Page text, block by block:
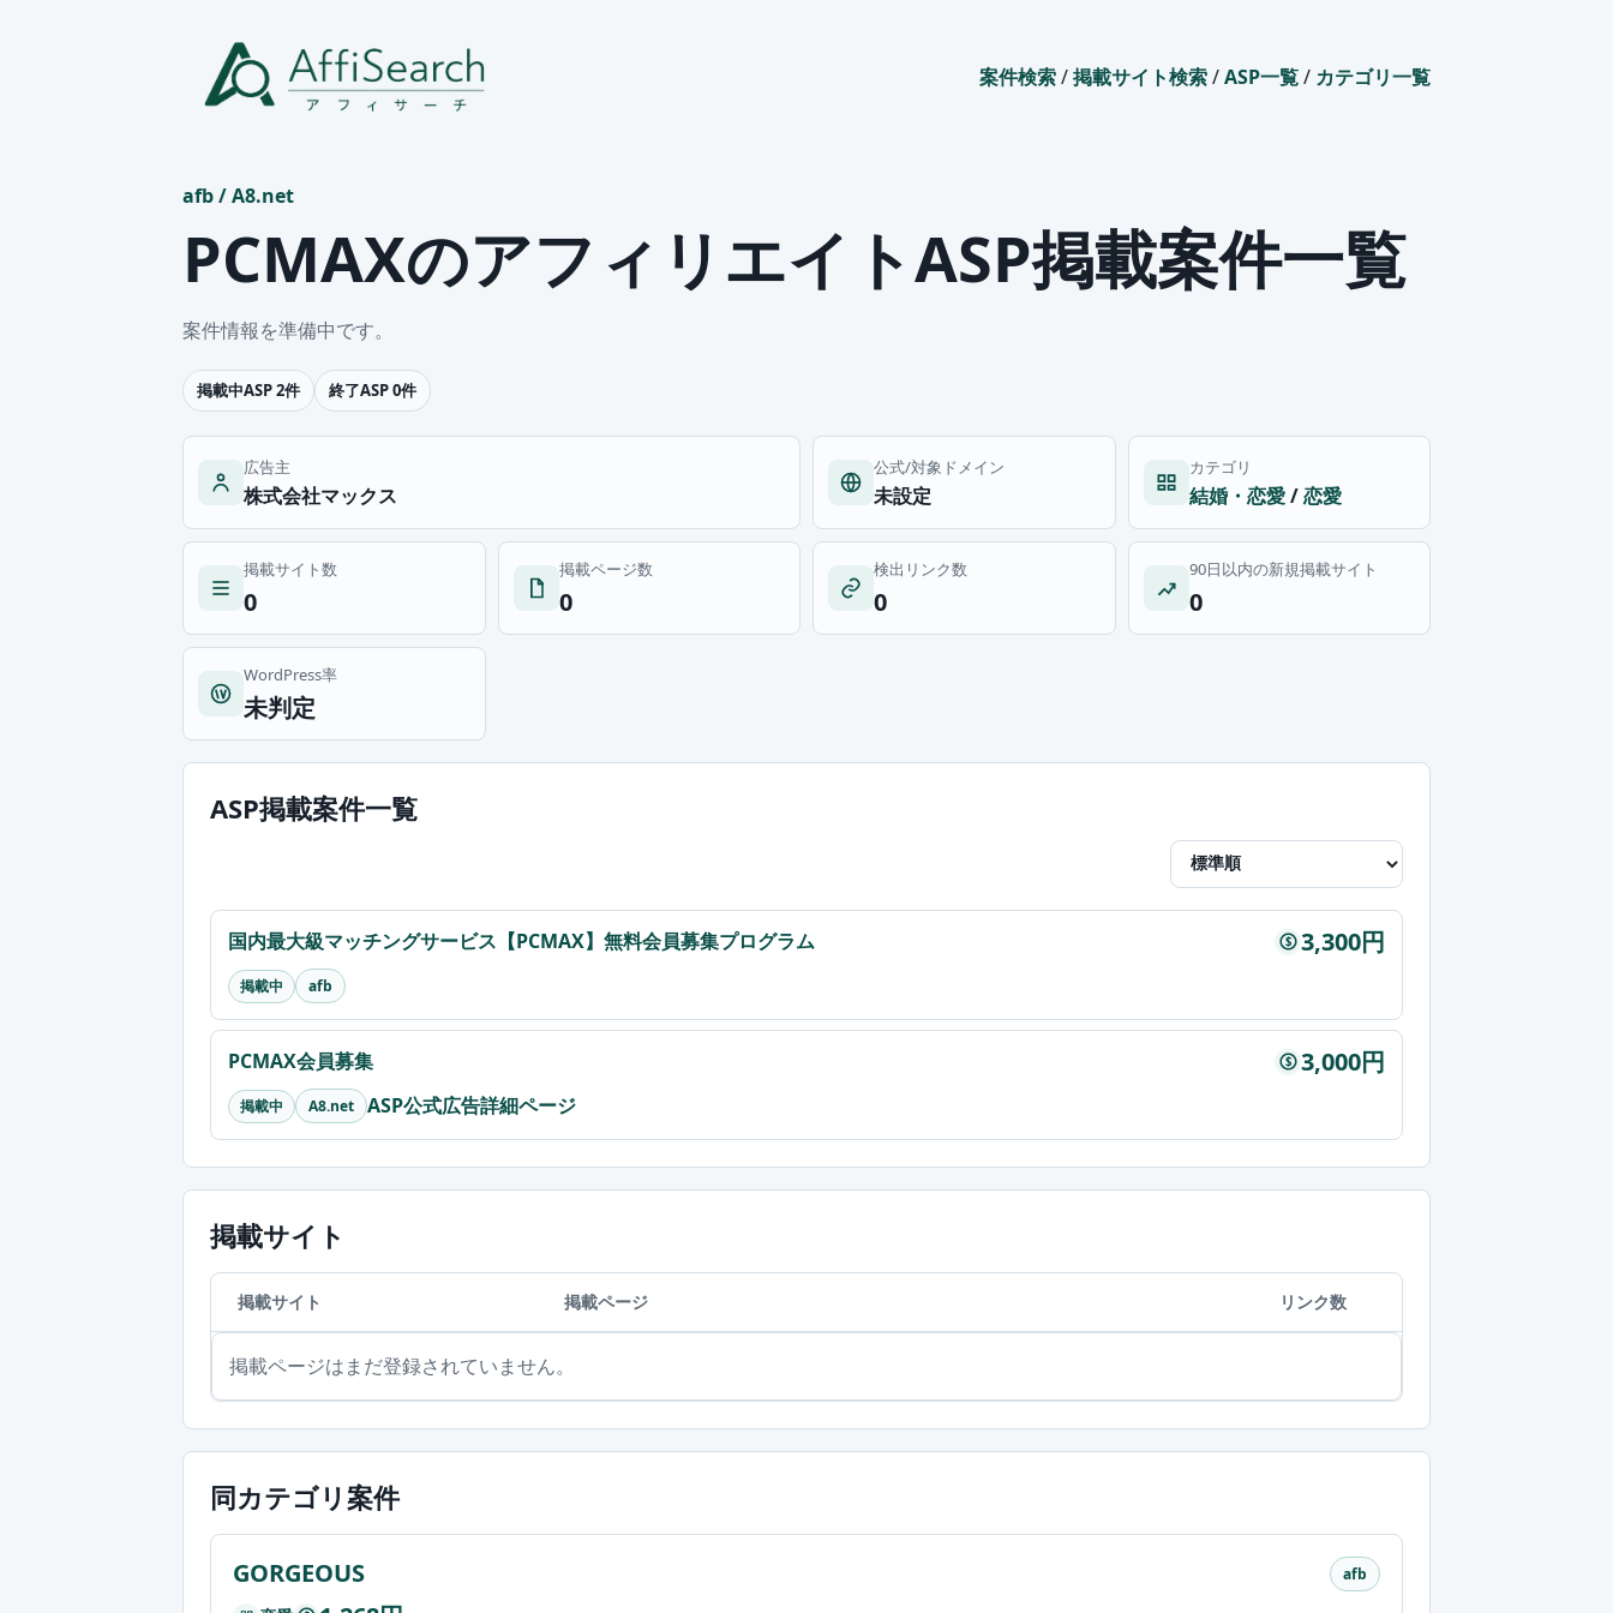
案件検索/掲載サイト検索/ASP一覧/ カテゴリ一覧
afb/A8.net
PCMAXのアフィリエイトASP掲載案件一覧
案件情報を準備中です。
掲載中ASP 2件 終了ASP 0件
広告主
株式会社マックス
公式/対象ドメイン
未設定
カテゴリ
結婚・恋愛 /恋愛
掲載サイト数
0
掲載ページ数
0
検出リンク数
0
90日以内の新規掲載サイト
0
WordPress率
未判定
ASP掲載案件一覧
国内最大級マッチングサービス【PCMAX】無料会員募集プログラム $ 3,300円
掲載中 afb
PCMAX会員募集 $ 3,000円
掲載中 A8.net ASP公式広告詳細ページ
掲載サイト
掲載サイト 掲載ページ リンク数
掲載ページはまだ登録されていません。
同カテゴリ案件
GORGEOUS afb